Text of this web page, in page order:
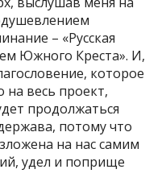
– «Русская
Южного Креста». И,
которое
на весь проект,
продолжаться
потому что
на нас самим
удел и поприще